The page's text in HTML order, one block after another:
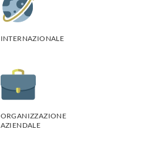
INTERNAZIONALE
ORGANIZZAZIONE
AZIENDALE